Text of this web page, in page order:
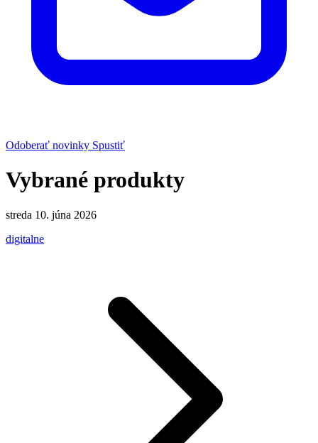
Odoberať novinky Spustiť
Vybrané produkty
streda 10. júna 2026
digitalne